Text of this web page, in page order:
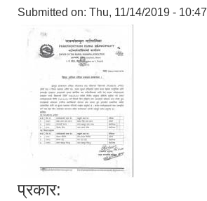
Submitted on: Thu, 11/14/2019 - 10:47
प्रकार: